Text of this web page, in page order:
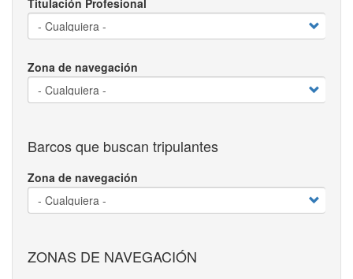
Titulación Profesional
Zona de navegación
Barcos que buscan tripulantes
Zona de navegación
ZONAS DE NAVEGACIÓN